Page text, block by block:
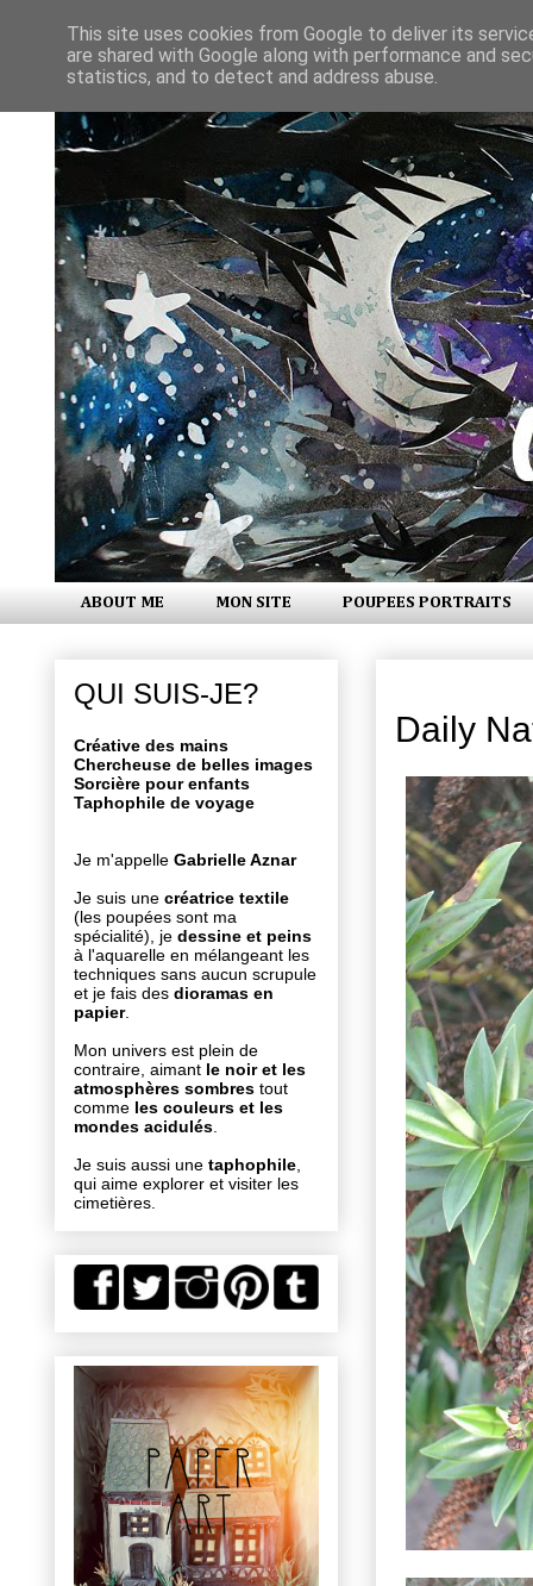
ABOUT ME MON SITE POUPEES PORTRAITS
Daily
QUI SUIS-JE?
Créative des mains
Chercheuse de belles images
Sorcière pour enfants
Taphophile de voyage
Je m'appelle Gabrielle Aznar
Je suis une créatrice textile
(les poupées sont ma
spécialité), je dessine et peins
à l'aquarelle en mélangeant les
techniques sans aucun scrupule
et je fais des dioramas en
papier.
Mon univers est plein de
contraire, aimant le noir et les
atmosphères sombres tout
comme les couleurs et les
mondes acidulés
Je suis aussi une taphophile
qui aime explorer et visiter les
cimetières.
This site uses cookies from Google to deliver its
are shared with Google along with performance and
statistics, and to detect and address abuse.